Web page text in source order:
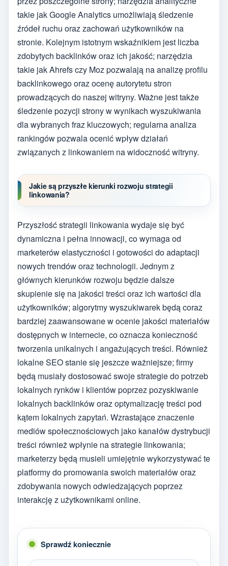
takie jak Google Analytics umożliwiają śledzenie
źródeł ruchu oraz zachowań użytkowników na
stronie. Kolejnym istotnym wskaźnikiem jest liczba
zdobytych backlinków oraz ich jakość; narzędzia
takie jak Ahrefs czy Moz pozwalają na analizę profilu
backlinkowego oraz ocenę autorytetu stron
prowadzących do naszej witryny. Ważne jest także
śledzenie pozycji strony w wynikach wyszukiwania
dla wybranych fraz kluczowych; regularna analiza
rankingów pozwala ocenić wpływ działań
związanych z linkowaniem na widoczność witryny.
Jakie są przyszłe kierunki rozwoju strategii
linkowania?
Przyszłość strategii linkowania wydaje się być
dynamiczna i pełna innowacji, co wymaga od
marketerów elastyczności i gotowości do adaptacji
nowych trendów oraz technologii. Jednym z
głównych kierunków rozwoju będzie dalsze
skupienie się na jakości treści oraz ich wartości dla
użytkowników; algorytmy wyszukiwarek będą coraz
bardziej zaawansowane w ocenie jakości materiałów
dostępnych w internecie, co oznacza konieczność
tworzenia unikalnych i angażujących treści. Również
lokalne SEO stanie się jeszcze ważniejsze; firmy
będą musiały dostosować swoje strategie do potrzeb
lokalnych rynków i klientów poprzez pozyskiwanie
lokalnych backlinków oraz optymalizację treści pod
kątem lokalnych zapytań. Wzrastające znaczenie
mediów społecznościowych jako kanałów dystrybucji
treści również wpłynie na strategie linkowania;
marketerzy będą musieli umiejętnie wykorzystywać te
platformy do promowania swoich materiałów oraz
zdobywania nowych odwiedzających poprzez
interakcję z użytkownikami online.
Sprawdź koniecznie